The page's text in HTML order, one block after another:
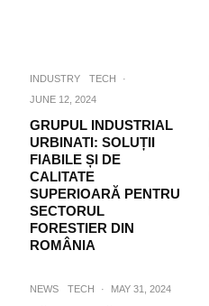
INDUSTRY TECH
·
JUNE 12, 2024
GRUPUL INDUSTRIAL
URBINATI: SOLUȚII
FIABILE ȘI DE
CALITATE
SUPERIOARĂ PENTRU
SECTORUL
FORESTIER DIN
ROMÂNIA
NEWS TECH · MAY 31, 2024